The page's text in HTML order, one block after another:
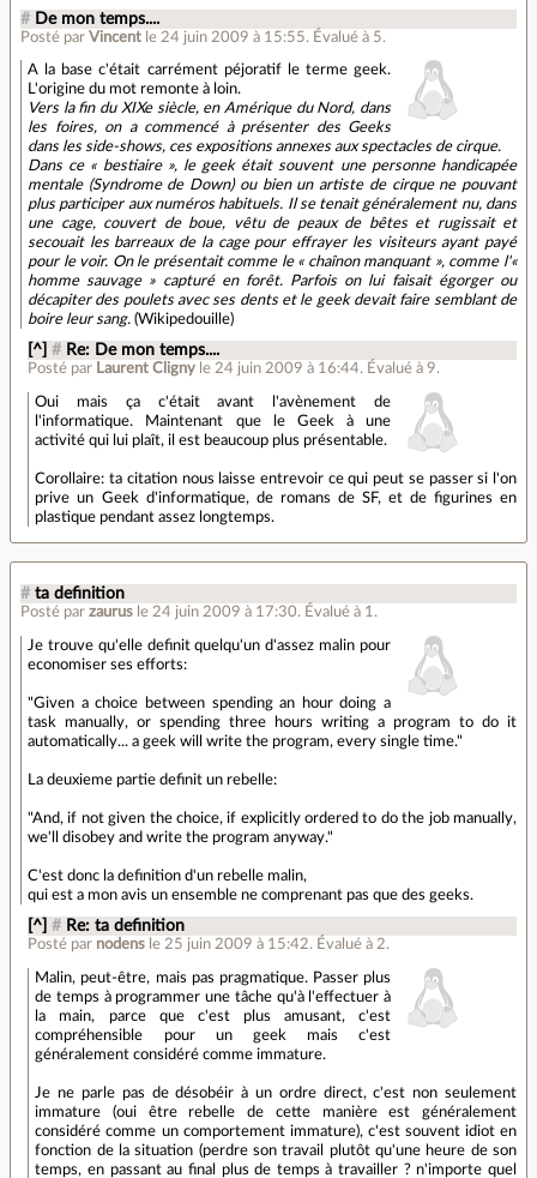
# De mon temps....
Posté par Vincent le 24 juin 2009 à 15:55. Évalué à 5.
A la base c'était carrément péjoratif le terme geek.
L'origine du mot remonte à loin.
Vers la fin du XIXe siècle, en Amérique du Nord, dans
les foires, on a commencé à présenter des Geeks
dans les side-shows, ces expositions annexes aux spectacles de cirque.
Dans ce « bestiaire », le geek était souvent une personne handicapée
mentale (Syndrome de Down) ou bien un artiste de cirque ne pouvant
plus participer aux numéros habituels. Il se tenait généralement nu, dans
une cage, couvert de boue, vêtu de peaux de bêtes et rugissait et
secouait les barreaux de la cage pour effrayer les visiteurs ayant payé
pour le voir. On le présentait comme le « chaînon manquant », comme l'«
homme sauvage » capturé en forêt. Parfois on lui faisait égorger ou
décapiter des poulets avec ses dents et le geek devait faire semblant de
boire leur sang. (Wikipedouille)
[^] # Re: De mon temps....
Posté par Laurent Cligny le 24 juin 2009 à 16:44. Évalué à9.
Oui mais ça c'était avant l'avènement de
l'informatique. Maintenant que le Geek à une
activité qui lui plaît, il est beaucoup plus présentable.
Corollaire: ta citation nous laisse entrevoir ce qui peut se passer si l'on
prive un Geek d'informatique, de romans de SF, et de figurines en
plastique pendant assez longtemps.
# ta definition
Posté par zaurus le 24 juin 2009 à 17:30. Évalué à 1 .
Je trouve qu'elle definit quelqu'un d'assez malin pour
economiser ses efforts:
"Given a choice between spending an hour doing a
task manually, or spending three hours writing a program to do it
automatically... a geek will write the program, every single time."
La deuxieme partie definit un rebelle:
"And, if not given the choice, if explicitly ordered to do the job manually,
we'll disobey and write the program anyway."
C'est donc la definition d'un rebelle malin,
qui est a mon avis un ensemble ne comprenant pas que des geeks.
[^] # Re: ta definition
Posté par nodens le 25 juin 2009 à 15:42. Évalué à 2.
Malin, peut-être, mais pas pragmatique. Passer plus
de temps à programmer une tâche qu'à l'effectuer à
la main, parce que c'est plus amusant, c'est
compréhensible pour un geek mais c'est
généralement considéré comme immature.
Je ne parle pas de désobéir à un ordre direct, c'est non seulement
immature (oui être rebelle de cette manière est généralement
considéré comme un comportement immature), c'est souvent idiot en
fonction de la situation (perdre son travail plutôt qu'une heure de son
temps, en passant au final plus de temps à travailler ? n'importe quel